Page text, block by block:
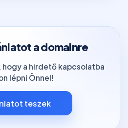
a domainre
hogy a hirdető kapcsolatba
lépni Önnel!
teszek